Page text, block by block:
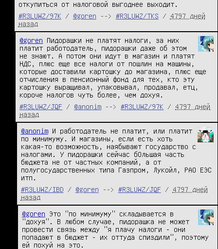
откупиться от налоговой выгоднее выходит.
#R3LUWZ/97K
/ @goren --> #R3LUWZ/TKS / 4797 дней
назад
@goren Пидорашки не платят налоги, за них
платит работодатель, пидорашки даже об этом
не знают. А потом они идут в магазин и платят
НДС, плюс еще все налоги от пошлин на машины,
которые доставили картошку до магазина, плюс еще
отчисления в пенсионный фонд для тех, кто эту
картошку выращивал, упаковывал, продавал, етц,
короче налогов чуть более, чем дохуя.
#R3LUWZ/JQF
/ @anonim --> #R3LUWZ/97K / 4797 дней
назад
@anonim И работодатель не платит, или платит
по минимуму. И магазины, если есть хоть
какая-то возможность, наябывают государство с
налогами. У пидорашки сейчас бОльшая часть
бюджета не от частных компаний, а от
полугосударственных типа Газпром, Лукойл, РАО ЕЭС
итп.
#R3LUWZ/IBD
/ @goren --> #R3LUWZ/JQF / 4797 дней
назад
@goren Это "по минимуму" складывается в
"дохуя". В любом случае, пидорашка не может
провести связь между "я плачу налоги - они
попадают в бюджет - их оттуда спиздили", поэтому
ей похуй на это.